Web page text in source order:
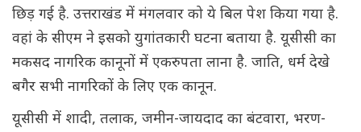
छिड़ गई है. उत्तराखंड में मंगलवार को ये बिल पेश किया गया है.
वहां के सीएम ने इसको युगांतकारी घटना बताया है. यूसीसी का
मकसद नागरिक कानूनों में एकरुपता लाना है. जाति, धर्म देखे
बगैर सभी नागरिकों के लिए एक कानून.
यूसीसी में शादी, तलाक, जमीन-जायदाद का बंटवारा, भरण-